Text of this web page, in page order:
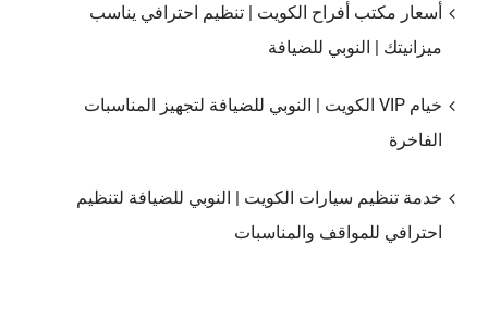
أسعار مكتب أفراح الكويت | تنظيم احترافي يناسب
ميزانيتك | النوبي للضيافة
خيام VIP الكويت | النوبي للضيافة لتجهيز المناسبات
الفاخرة
خدمة تنظيم سيارات الكويت | النوبي للضيافة لتنظيم
احترافي للمواقف والمناسبات